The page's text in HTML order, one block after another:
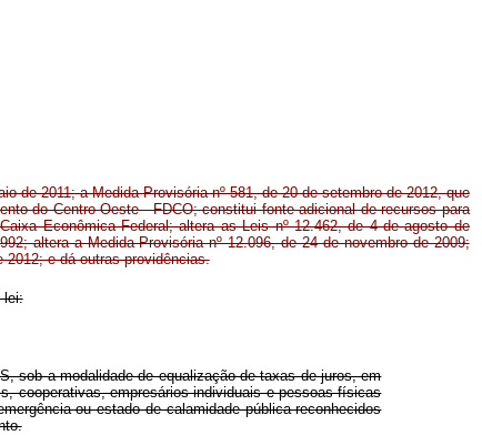
de 2011; a Medida Provisória nº 581, de 20 de setembro de 2012, que
do Centro-Oeste - FDCO; constitui fonte adicional de recursos para
Econômica Federal; altera as Leis nº 12.462, de 4 de agosto de
altera a Medida Provisória nº 12.096, de 24 de novembro de 2009;
2012; e dá outras providências.
lei:
sob a modalidade de equalização de taxas de juros, em
cooperativas, empresários individuais e pessoas físicas
ou estado de calamidade pública reconhecidos